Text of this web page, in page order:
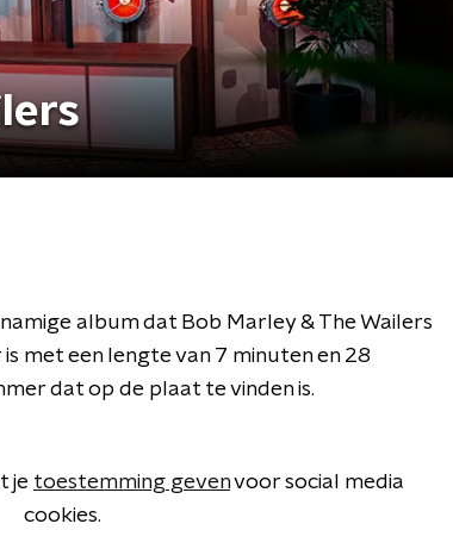
album dat Bob Marley & The Wailers
met een lengte van 7 minuten en 28
dat op de plaat te vinden is.
je toestemming gevenvoor social media
cookies.